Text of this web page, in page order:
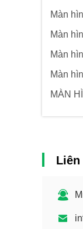
Màn
Màn
Màn
Màn
MÀN